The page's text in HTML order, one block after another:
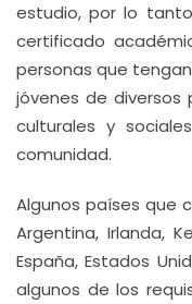
estudio, por lo
certificado
personas que
jóvenes de diversos
culturales y
comunidad.
Algunos países que
Argentina, Irlanda,
España, Estados
algunos de los